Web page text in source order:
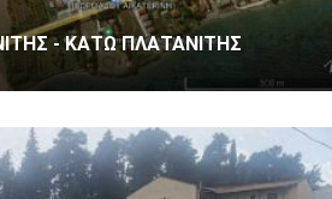
- ΚΑΤΩ ΠΛΑΤΑΝΙΤΗΣ